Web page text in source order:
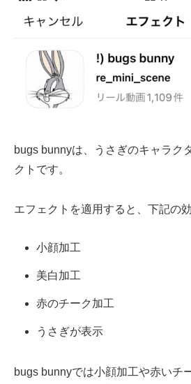
bugs bunnyは、うさぎのキャラク
クトです。
エフェクトを適用すると、下記の
小顔加工
美白加工
赤のチーク加工
うさぎが表示
bugs bunnyでは小顔加工や赤いチ